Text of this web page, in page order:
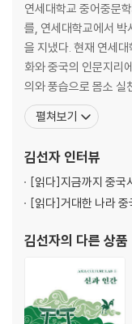
제4장 백흉노
백흉노는 흉노인가?
들어가다 229 | 조로아
34
제5장 돌궐
5 | 보복의 기회를 얻다
50 | ‘가짜’ 당 왕조, 후
만들다 259 | 불가리아
‘구세주’ 277 | 우상 파
후의 걸작, 타지마할
해 모험을 하다 293
연세대학교 중어중문
를, 연세대학교에서
을 지냈다. 현재 연세
화와 중국의 인문지리
의와 풍습으로 몸소 실
끊임없이 찾아다니고
소수민족들을 찾아가
과 제주의 신들을 함께 소개
는
펼쳐보기
김선자 인터뷰
[읽다]지금까지 중국
[읽다]거대한 나라
김선자의 다른 상품